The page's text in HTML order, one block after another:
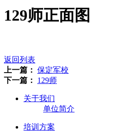
129师正面图
返回列表
上一篇： 保定军校
下一篇：
129师
关于我们
单位简介
培训方案